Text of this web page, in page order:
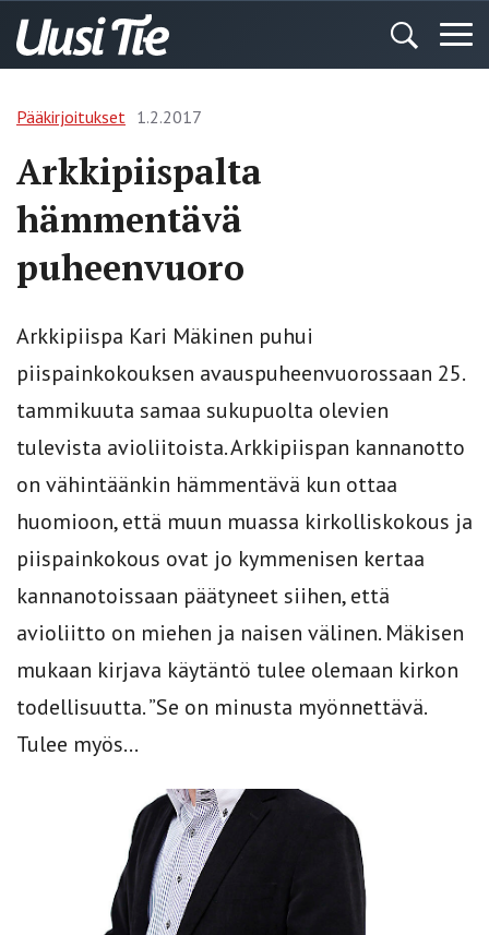
Pääkirjoitukset 1.2.2017
Arkkipiispalta
hämmentävä
puheenvuoro
Arkkipiispa Kari Mäkinen puhui
piispainkokouksen avauspuheenvuorossaan 25.
tammikuuta samaa sukupuolta olevien
tulevista avioliitoista. Arkkipiispan kannanotto
on vähintäänkin hämmentävä kun ottaa
huomioon, että muun ­muassa kirkolliskokous ja
piispainkokous ovat jo kymmenisen kertaa
kannanotoissaan päätyneet siihen, että
avioliitto on miehen ja naisen välinen. Mäkisen
mukaan kirjava käytäntö tulee olemaan kirkon
todellisuutta. ”Se on minusta myönnettävä.
Tulee myös...